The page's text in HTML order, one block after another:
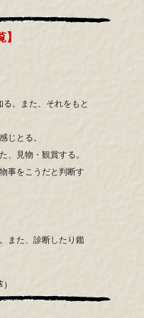
。また、それをもと
じとる。
、見物・観賞する。
事をこうだと判断す
また、診断したり鑑